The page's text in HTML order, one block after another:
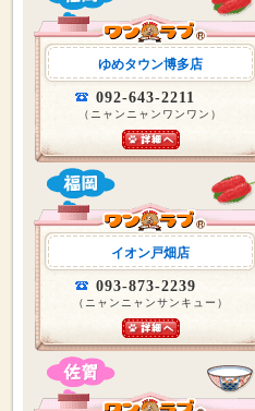
ゆめタウン博多店
092-643-2211
（ニャンニャンワンワン）
イオン戸畑店
093-873-2239
（ニャンニャンサンキュー）